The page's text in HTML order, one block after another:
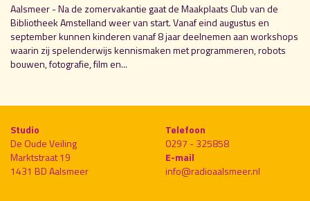
Aalsmeer - Na de zomervakantie gaat de Maakplaats Club van de
Bibliotheek Amstelland weer van start. Vanaf eind augustus en
september kunnen kinderen vanaf 8 jaar deelnemen aan workshops
waarin zij spelenderwijs kennismaken met programmeren, robots
bouwen, fotografie, film en...
Studio
De Oude Veiling
Marktstraat 19
1431 BD Aalsmeer
Telefoon
0297 - 325858
E-mail
info@radioaalsmeer.nl